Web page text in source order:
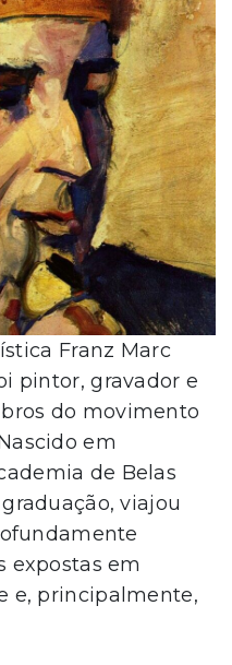
Franz Marc
pintor, gravador e
do movimento
em
de Belas
viajou
expostas em
e, principalmente,